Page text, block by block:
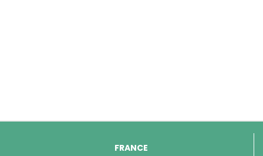
FRANCE